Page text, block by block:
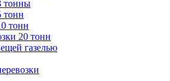
тонны
тонн
тонн
20 тонн
газелью